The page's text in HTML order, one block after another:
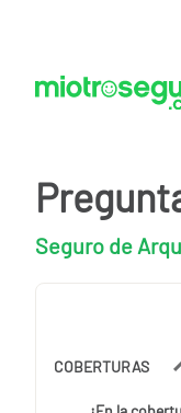
Seguro de
COBERTURAS